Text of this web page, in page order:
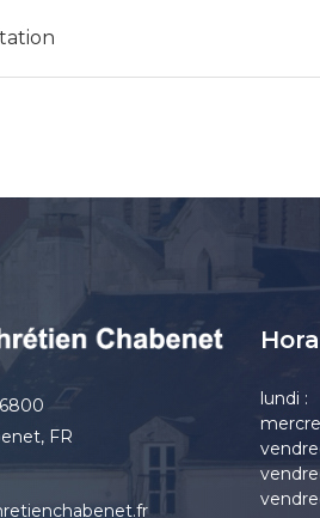
FR
lundi :